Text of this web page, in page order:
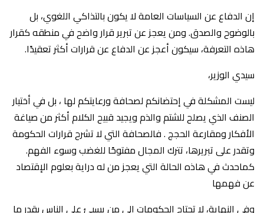
إن الدفاع عن السياسات العامة لا يكون بالتذاكي اللغوي، بل
بالوضوح والصدق. ومن يعجز عن تبرير قرار واضح في منطقه كقرار
هاذه التعرفة، سيكون أعجز عن الدفاع عن قرارات أكثر تعقيدًا.
سيدي الوزير،
ليست المشكلة في إحتضانكم لصحافة ورعايتكم لها ، بل في أختيار
الصنف الذي يصلح للشتم والذم ويجيد قبيح الكلام أكثر من صياغة
الأفكار ومقارعة الحجج . فالصحافة التي لا تشرح قرارات الحكومة
وتقدر على تبريرها، تترك المجال مفتوحًا للغضب وسوء الفهم.
كماحدث في هاذه الحالة التي يعجز من له دراية بعلوم الإقتصاد
عن فهمها
وفي النهاية، لا تحتاج الحكومات إلى من يسيئ علي الناس بقدر ما